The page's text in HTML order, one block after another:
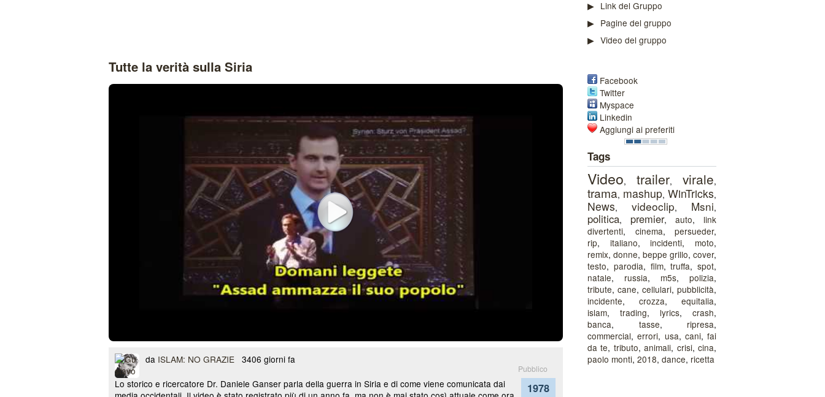
Link del Gruppo
Pagine del gruppo
Video del gruppo
Facebook
Twitter
Myspace
Linkedin
Aggiungi ai preferiti
Tags
Video, trailer, virale,
trama, mashup, WinTricks,
News, videoclip, Msni,
politica, premier, auto, link
divertenti, cinema, persueder,
rip, italiano,incidenti, moto,
remix, donne, beppe grillo, cover,
testo, parodia, film,truffa, spot,
natale, russia, m5s, polizia,
tribute, cane, cellulari, pubblicità,
incidente, crozza, equitalia,
islam, trading, lyrics, crash,
banca, tasse, ripresa,
commercial,errori, usa, cani, fai
da te, tributo,animali, crisi,cina,
paolo monti, 2018, dance, ricetta
Tutte la verità sulla Siria
da ISLAM: NO GRAZIE 3406 giorni fa
Pubblico
1978
Lo storico e ricercatore Dr. Daniele Ganser parla della guerra in Siria e di come viene comunicata dai